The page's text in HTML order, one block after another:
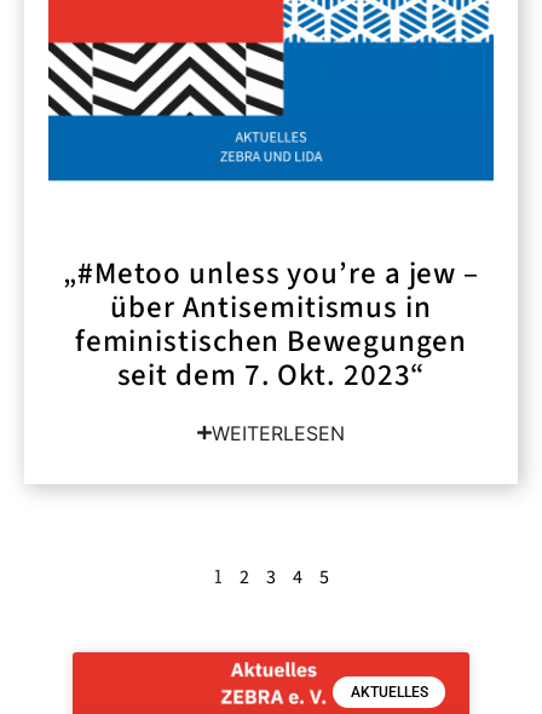
„#Metoo unless you’re a jew –
über Antisemitismus in
feministischen Bewegungen
seit dem 7. Okt. 2023“
WEITERLESEN
1 2 3 4 5
AKTUELLES